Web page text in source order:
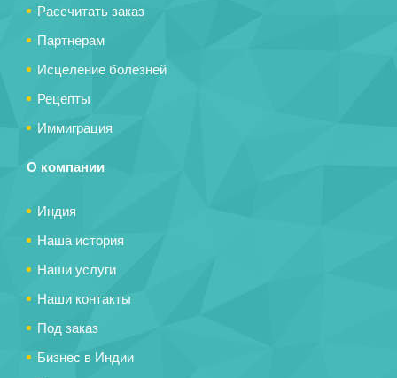
Рассчитать заказ
Партнерам
Исцеление болезней
Рецепты
Иммиграция
О компании
Индия
Наша история
Наши услуги
Наши контакты
Под заказ
Бизнес в Индии